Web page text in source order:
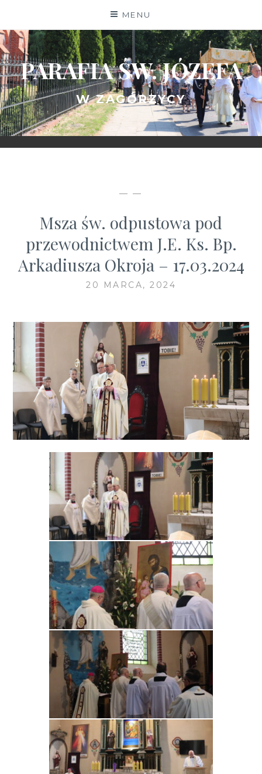
content
MENU
PARAFIA ŚW. JÓZEFA
W ZAGÓRZYCY
— —
Msza św. odpustowa pod
przewodnictwem J.E. Ks. Bp.
Arkadiusza Okroja – 17.03.2024
20 MARCA, 2024